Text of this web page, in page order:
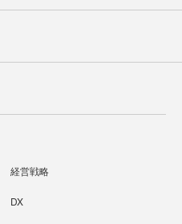
経営戦略
DX